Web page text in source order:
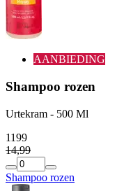
AANBIEDING
Shampoo rozen
Urtekram - 500 Ml
1199
14,99
Shampoo rozen